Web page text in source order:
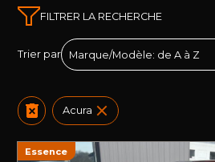
FILTRER LA RECHERCHE
Trier par
Acura
Essence